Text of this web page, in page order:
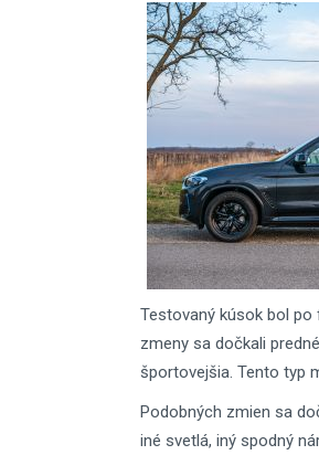
Testovaný kúsok bol
zmeny sa dočkali
športovejšia. Tento typ
Podobných zmien sa
iné svetlá, iný spodný